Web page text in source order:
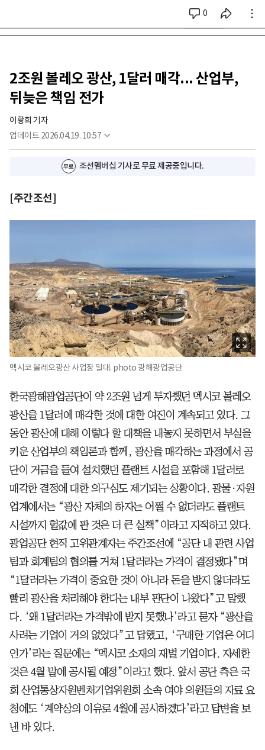
0
시리즈 전체
2조원 볼레오 광산, 1달러 매각... 산업부,
뒤늦은 책임 전가
이황희 기자
업데이트 2026.04.19. 10:57
조선멤버십 기사로 무료 제공중입니다.
[주간조선]
멕시코 볼레오광산 사업장 일대. photo 광해광업공단
한국광해광업공단이 약 2조원 넘게 투자했던 멕시코 볼레오
광산을 1달러에 매각한 것에 대한 여진이 계속되고 있다. 그
동안 광산에 대해 이렇다 할 대책을 내놓지 못하면서 부실을
키운 산업부의 책임론과 함께, 광산을 매각하는 과정에서 공
단이 거금을 들여 설치했던 플랜트 시설을 포함해 1달러로
매각한 결정에 대한 의구심도 제기되는 상황이다. 광물·자원
업계에서는 “광산 자체의 하자는 어쩔 수 없더라도 플랜트
시설까지 헐값에 판 것은 더 큰 실책”이라고 지적하고 있다.
광업공단 현직 고위관계자는 주간조선에 “공단 내 관련 사업
팀과 회계팀의 협의를 거쳐 1달러라는 가격이 결정됐다”며
“1달러라는 가격이 중요한 것이 아니라 돈을 받지 않더라도
빨리 광산을 처리해야 한다는 내부 판단이 나왔다”고 말했
다. ‘왜 1달러라는 가격밖에 받지 못했나’라고 묻자 “광산을
사려는 기업이 거의 없었다”고 답했고, ‘구매한 기업은 어디
인가’라는 질문에는 “멕시코 소재의 재벌 기업이다. 자세한
것은 4월 말에 공시될 예정”이라고 했다. 앞서 공단 측은 국
회 산업통상자원벤처기업위원회 소속 여야 의원들의 자료 요
청에도 ‘계약상의 이유로 4월에 공시하겠다’라고 답변을 보
낸 바 있다.